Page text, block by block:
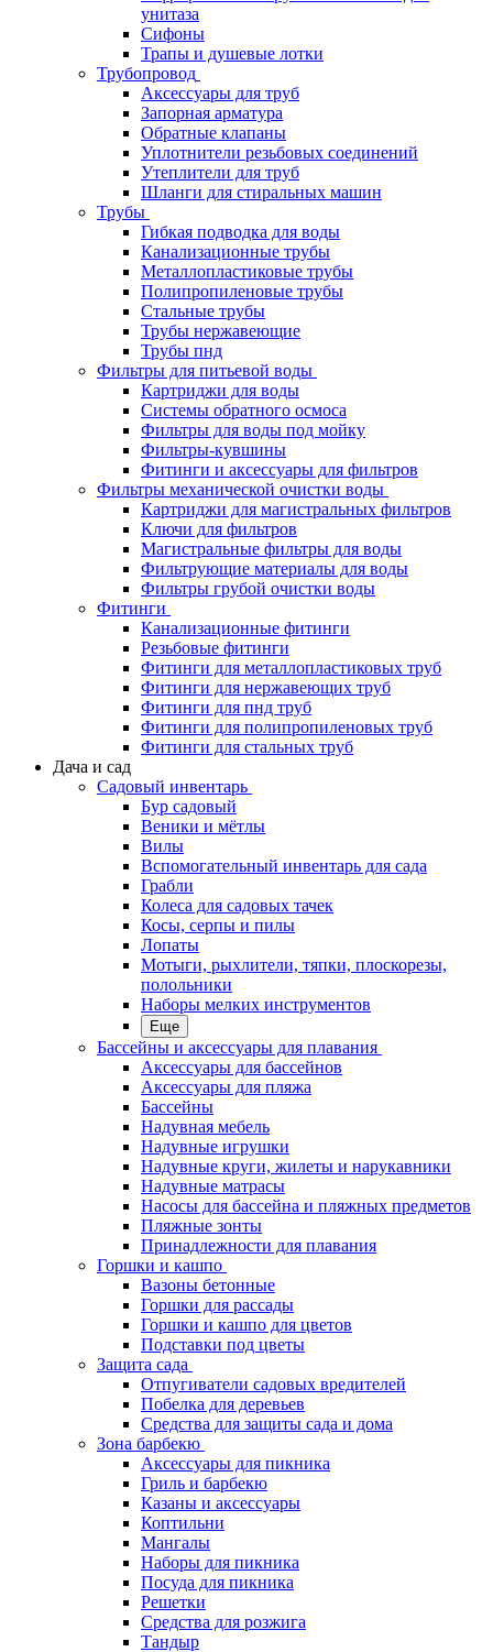
унитаза
Сифоны
Трапы и душевые лотки
Трубопровод
Аксессуары для труб
Запорная арматура
Обратные клапаны
Уплотнители резьбовых соединений
Утеплители для труб
Шланги для стиральных машин
Трубы
Гибкая подводка для воды
Канализационные трубы
Металлопластиковые трубы
Полипропиленовые трубы
Стальные трубы
Трубы нержавеющие
Трубы пнд
Фильтры для питьевой воды
Картриджи для воды
Системы обратного осмоса
Фильтры для воды под мойку
Фильтры-кувшины
Фитинги и аксессуары для фильтров
Фильтры механической очистки воды
Картриджи для магистральных фильтров
Ключи для фильтров
Магистральные фильтры для воды
Фильтрующие материалы для воды
Фильтры грубой очистки воды
Фитинги
Канализационные фитинги
Резьбовые фитинги
Фитинги для металлопластиковых труб
Фитинги для нержавеющих труб
Фитинги для пнд труб
Фитинги для полипропиленовых труб
Фитинги для стальных труб
Дача и сад
Садовый инвентарь
Бур садовый
Веники и мётлы
Вилы
Вспомогательный инвентарь для сада
Грабли
Колеса для садовых тачек
Косы, серпы и пилы
Лопаты
Мотыги, рыхлители, тяпки, плоскорезы,
полольники
Наборы мелких инструментов
Еще
Бассейны и аксессуары для плавания
Аксессуары для бассейнов
Аксессуары для пляжа
Бассейны
Надувная мебель
Надувные игрушки
Надувные круги, жилеты и нарукавники
Надувные матрасы
Насосы для бассейна и пляжных предметов
Пляжные зонты
Принадлежности для плавания
Горшки и кашпо
Вазоны бетонные
Горшки для рассады
Горшки и кашпо для цветов
Подставки под цветы
Защита сада
Отпугиватели садовых вредителей
Побелка для деревьев
Средства для защиты сада и дома
Зона барбекю
Аксессуары для пикника
Гриль и барбекю
Казаны и аксессуары
Коптильни
Мангалы
Наборы для пикника
Посуда для пикника
Решетки
Средства для розжига
Тандыр